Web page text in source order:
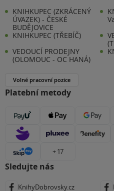
KNIHKUPEC (ZKRÁCENÝ
ÚVAZEK) - ČESKÉ
BUDĚJOVICE
KNIHKUPEC (TŘEBÍČ)
VEDOUCÍ PRODEJNY
(OLOMOUC - OC HANÁ)
Volné pracovní pozice
Platební metody
+ 17
Sledujte nás
KnihyDobrovsky.cz